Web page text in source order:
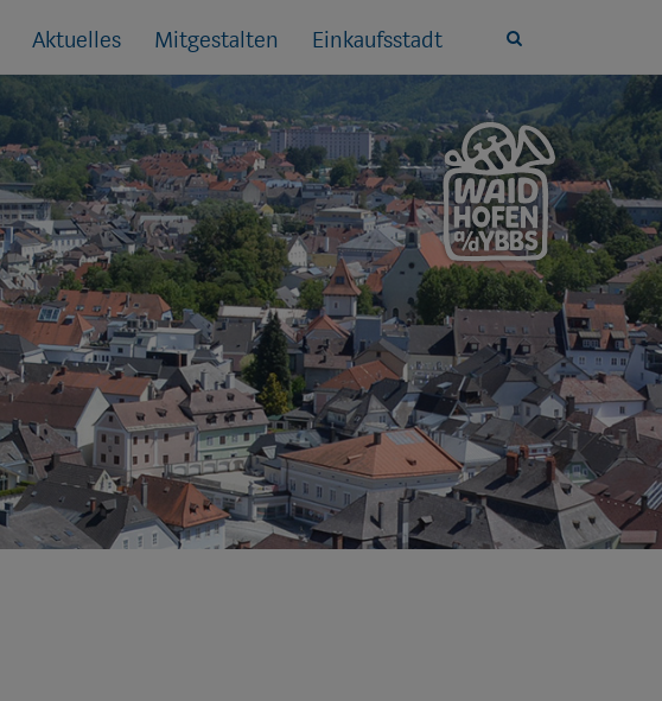
Aktuelles Mitgestalten Einkaufsstadt
Site